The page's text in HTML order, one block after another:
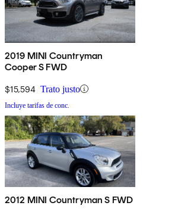
2019 MINI Countryman
Cooper S FWD
$15,594 Trato justo
Incluye tarifas de conc.
2012 MINI Countryman S FWD